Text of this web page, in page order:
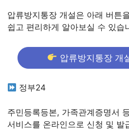
압류방지통장 개설은 아래 버튼
쉽고 편리하게 알아보실 수 있습
압류방지통장 개
정부24
주민등록등본, 가족관계증명서
서비스를 온라인으로 신청 및 발